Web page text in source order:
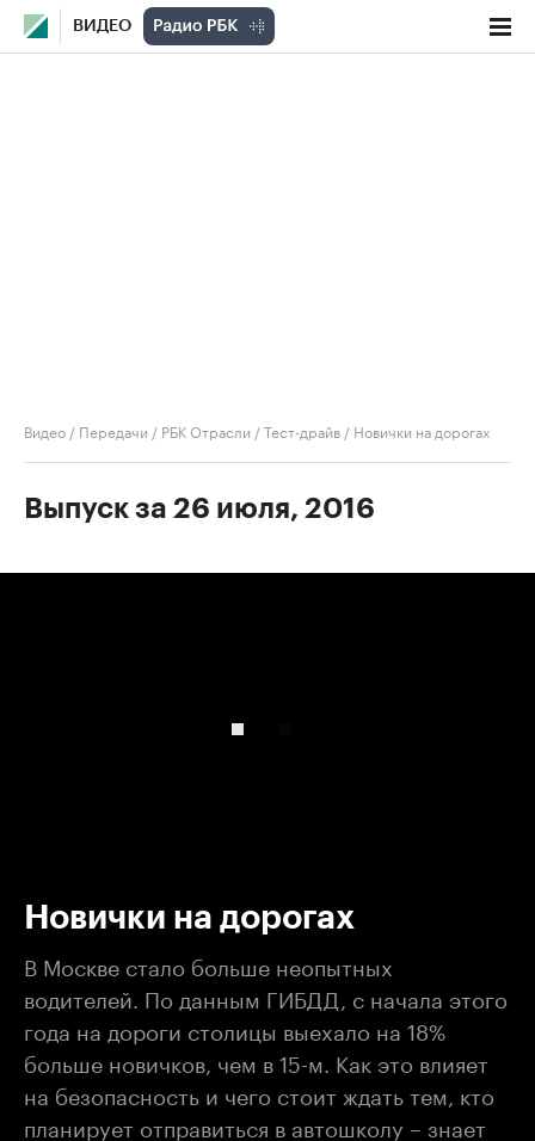
ВИДЕО
Видео / Передачи / РБК Отрасли / Тест-драйв / Новички на дорогах
Выпуск за 26 июля, 2016
Новички на дорогах
В Москве стало больше неопытных
водителей. По данным ГИБДД, с начала этого
года на дороги столицы выехало на 18%
больше новичков, чем в 15-м. Как это влияет
на безопасность и чего стоит ждать тем, кто
планирует отправиться в автошколу – знает